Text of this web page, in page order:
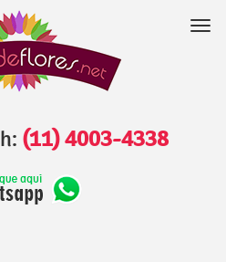
(11) 4003-4338